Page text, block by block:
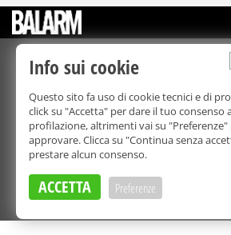
©Copyright 2003-2026
Bmedia Srl
La riproduzione totale o parziale di tutti i
forma, su qualsiasi supporto
Balarm.it è una testata giornalistica
Tribunale di Palermo n° 32 del
Direttore responsabile:
Privacy e Cookie Policy
Info sui cookie
Questo sito fa uso di cookie tecnici e di
click su "Accetta" per dare il tuo consenso
profilazione, altrimenti vai su "Preferenze"
approvare. Clicca su "Continua senza
prestare alcun consenso.
ACCETTA Preferenze